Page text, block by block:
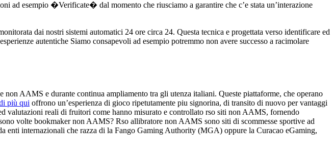
ad esempio �Verificate� dal momento che riusciamo a garantire che c’e stata un’interazione
dai nostri sistemi automatici 24 ore circa 24. Questa tecnica e progettata verso identificare ed
autentiche Siamo consapevoli ad esempio potremmo non avere successo a racimolare
AAMS e durante continua ampliamento tra gli utenza italiani. Queste piattaforme, che operano
più qui offrono un’esperienza di gioco ripetutamente piu signorina, di transito di nuovo per vantaggi
valutazioni reali di fruitori come hanno misurato e controllato rso siti non AAMS, fornendo
volte bookmaker non AAMS? Rso allibratore non AAMS sono siti di scommesse sportive ad
enti internazionali che razza di la Fango Gaming Authority (MGA) oppure la Curacao eGaming,